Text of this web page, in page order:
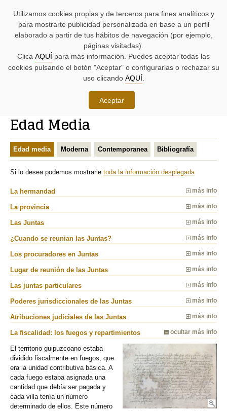
NAVEGACIÓN:
contenido.
parlamentaria.
parlamentarias.
MENÚS
PRINCIPAL
Conoce las Juntas Generales
ACCESO
PÁGINA
ACTUAL
CONTENIDO
PRINCIPAL
DE
LA
PÁGINA
Edad Media
Edad media Moderna Contemporanea Bibliografía
Si lo desea podemos mostrarle toda la información desplegada
más info
La hermandad
más info
La provincia
más info
Las Juntas
más info
¿Cuando se reunian las Juntas?
más info
Los procuradores en Juntas
más info
Lugar de reunión de las Juntas
más info
Las juntas particulares
más info
Poderes jurisdiccionales de las Juntas
más info
Atribuciones judiciales de las Juntas
ocultar más info
La fiscalidad: los fuegos y repartimientos
El territorio guipuzcoano estaba
dividido fiscalmente en fuegos, que
era la unidad contributiva básica. A
cada fuego estaba asignada una
cantidad que debía ser pagada y
cada villa tenía un número
determinado de ellos. Este número
Utilizamos cookies propias y de terceros para fines analíticos y
para mostrarte publicidad personalizada en base a un perfil
elaborado a partir de tus hábitos de navegación (por ejemplo,
páginas visitadas).
Clica AQUÍ para más información. Puedes aceptar todas las
cookies pulsando el botón "Aceptar" o configurarlas o rechazar su
uso clicando AQUÍ
Aceptar